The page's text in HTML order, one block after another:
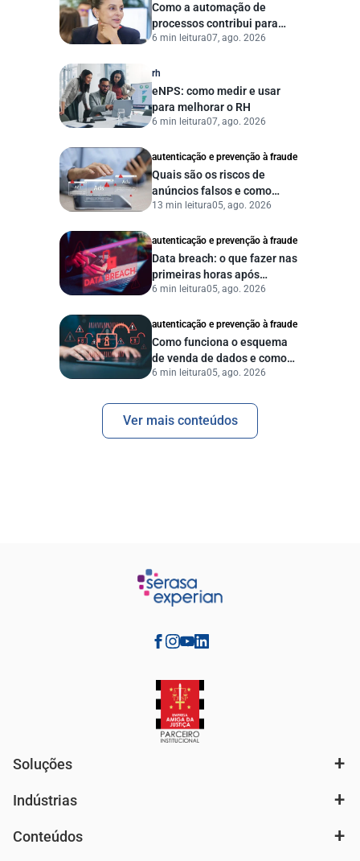
Como a automação de
processos contribui para
uma gestão pública mais
6 min leitura07, ago. 2026
rh
eNPS: como medir e usar
para melhorar o RH
6 min leitura07, ago. 2026
autenticação e prevenção à fraude
Quais são os riscos de
anúncios falsos e como
proteger seu negócio?
13 min leitura05, ago. 2026
autenticação e prevenção à fraude
Data breach: o que fazer nas
primeiras horas após
vazamento de dados?
6 min leitura05, ago. 2026
autenticação e prevenção à fraude
Como funciona o esquema
de venda de dados e como
proteger sua empresa?
6 min leitura05, ago. 2026
Ver mais conteúdos
Soluções
Autenticação e Prevenção à Fraude
Indústrias
Conteúdos